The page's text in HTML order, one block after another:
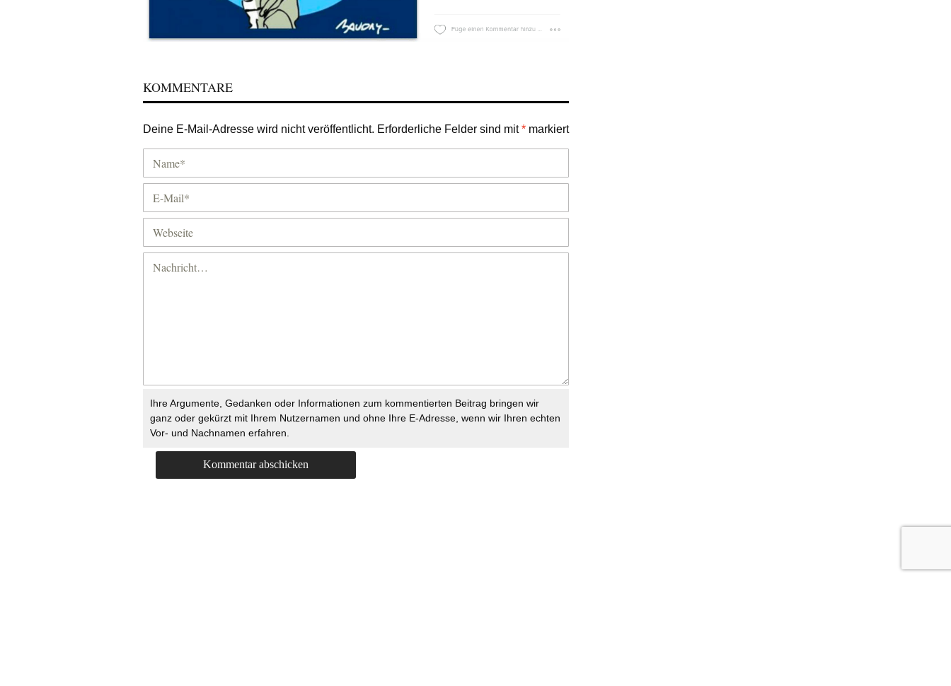
KOMMENTARE
Deine E-Mail-Adresse wird nicht veröffentlicht. Erforderliche Felder sind mit* markiert
Ihre Argumente, Gedanken oder Informationen zum kommentierten Beitrag bringen wir
ganz oder gekürzt mit Ihrem Nutzernamen und ohne Ihre E-Adresse, wenn wir Ihren echten
Vor- und Nachnamen erfahren.